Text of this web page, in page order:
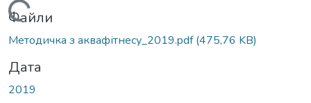
Файли
Методичка з аквафітнесу_2019.pdf(475,76 KB)
Дата
2019